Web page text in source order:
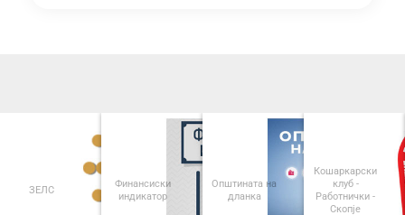
ЗЕЛС
Финансиски
индикатор
Општината на
дланка
Кошаркарски
клуб -
Работнички -
Скопје